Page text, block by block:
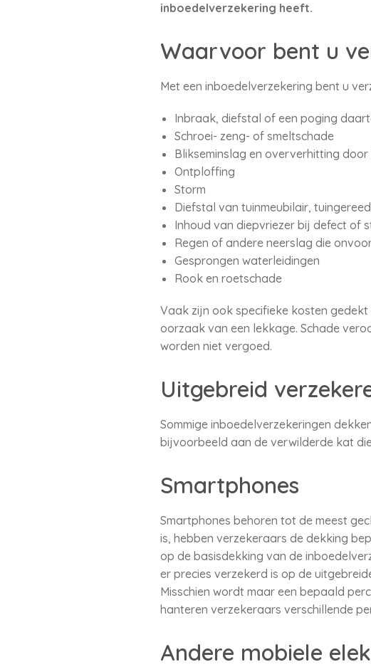
inboedelverzekering heeft.
Waarvoor bent u
Met een inboedelverzekering bent u
Inbraak, diefstal of een poging
Schroei- zeng- of smeltschade
Blikseminslag en oververhitting door
Ontploffing
Storm
Diefstal van tuinmeubilair,
Inhoud van diepvriezer bij defect of
Regen of andere neerslag die
Gesprongen waterleidingen
Rook en roetschade
Vaak zijn ook specifieke kosten
oorzaak van een lekkage. Schade
worden niet vergoed.
Uitgebreid
Sommige inboedelverzekeringen
bijvoorbeeld aan de verwilderde kat
Smartphones
Smartphones behoren tot de meest
is, hebben verzekeraars de dekking
op de basisdekking van de
er precies verzekerd is op de
Misschien wordt maar een bepaald
hanteren verzekeraars verschillende
Andere mobiele